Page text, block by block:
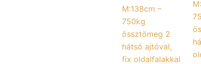
M:138cm –
750kg
össztömeg 2
hátsó ajtóval,
fix oldalfalakkal